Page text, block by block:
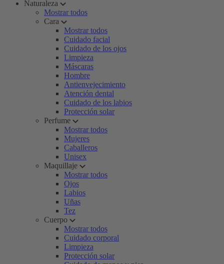
Naturaleza
Mostrar todos
Cara
Mostrar todos
Cuidado facial
Cuidado de los ojos
Limpieza
Máscaras
Hombre
Antienvejecimiento
Atención dental
Cuidado de los labios
Protección solar
Perfume
Mostrar todos
Mujeres
Caballeros
Unisex
Maquillaje
Mostrar todos
Ojos
Labios
Uñas
Tez
Cuerpo
Mostrar todos
Cuidado corporal
Limpieza
Protección solar